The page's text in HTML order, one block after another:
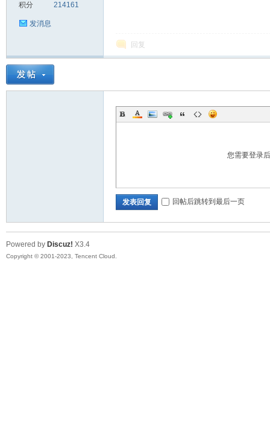
Bo
积分
214161
发消息
回复
您需要登录
发表回复 回帖后跳转到最后一页
Powered by Discuz! X3.4
Copyright © 2001-2023, Tencent Cloud.